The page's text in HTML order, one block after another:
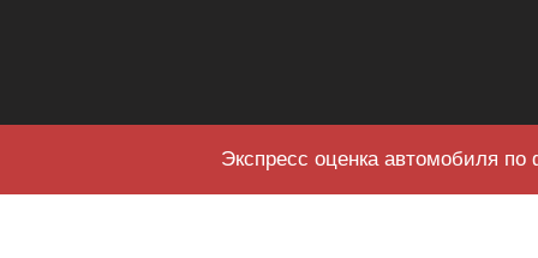
Экспресс оценка автомобиля